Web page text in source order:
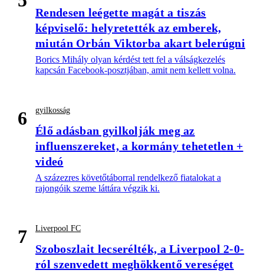
Rendesen leégette magát a tiszás
képviselő: helyretették az emberek,
miután Orbán Viktorba akart belerúgni
Borics Mihály olyan kérdést tett fel a válságkezelés
kapcsán Facebook-posztjában, amit nem kellett volna.
6 gyilkosság
Élő adásban gyilkolják meg az
influenszereket, a kormány tehetetlen +
videó
A százezres követőtáborral rendelkező fiatalokat a
rajongóik szeme láttára végzik ki.
7 Liverpool FC
Szoboszlait lecserélték, a Liverpool 2-0-
ról szenvedett meghökkentő vereséget